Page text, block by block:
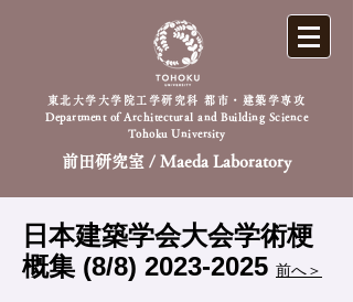
前田研究室 / Maeda Laboratory
東北大学大学院工学研究科 都市・建築学専攻
Department of Architectural and Building Science
Tohoku University
日本建築学会大会学術梗
概集 (8/8) 2023-2025 前へ＞